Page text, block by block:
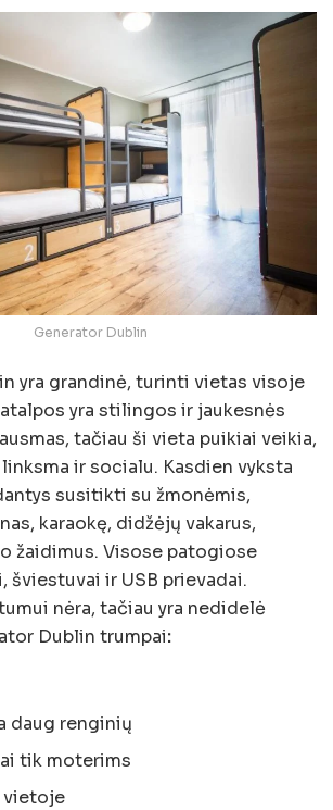
Generator Dublin
yra grandinė, turinti vietas visoje
yra stilingos ir jaukesnės
tačiau ši vieta puikiai veikia,
ir socialu. Kasdien vyksta
susitikti su žmonėmis,
karaokę, didžėjų vakarus,
žaidimus. Visose patogiose
šviestuvai ir USB prievadai.
nėra, tačiau yra nedidelė
Dublin trumpai:
daug renginių
tik moterims
vietoje